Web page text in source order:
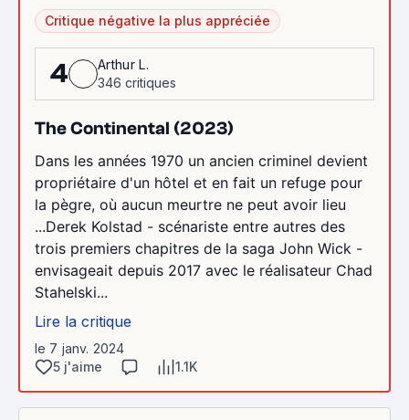
Critique négative la plus appréciée
4
Arthur L.
346 critiques
The Continental (2023)
Dans les années 1970 un ancien criminel devient
propriétaire d'un hôtel et en fait un refuge pour
la pègre, où aucun meurtre ne peut avoir lieu
...Derek Kolstad - scénariste entre autres des
trois premiers chapitres de la saga John Wick -
envisageait depuis 2017 avec le réalisateur Chad
Stahelski...
Lire la critique
le 7 janv. 2024
5 j'aime
1.1K